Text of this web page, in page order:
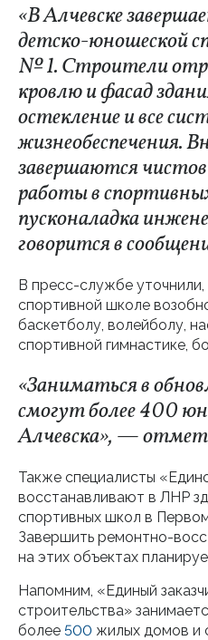
«В Алчевске
детско-юношеской
№ 1. Строители
кровлю и фасад
остекление и все
жизнеобеспечения.
завершаются
работы в
пусконаладка
говорится в
В пресс-службе
спортивной школе
баскетболу, волейболу,
спортивной гимнастике,
«Заниматься в
смогут более 400
Алчевска», —
Также специалисты
восстанавливают в ЛНР
спортивных школ в
Завершить ремонтно-
на этих объектах
Напомним, «Единый
строительства»
более 500 жилых домов и